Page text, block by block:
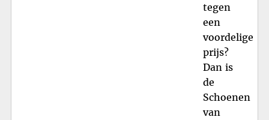
tegen
een
voordelige
prijs?
Dan is
de
Schoenen
van